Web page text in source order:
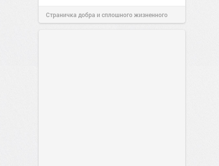
Страничка добра и сплошного жизненного